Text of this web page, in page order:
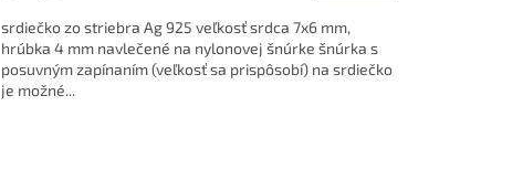
srdiečko zo striebra Ag 925 veľkosť srdca 7x6 mm,
hrúbka 4 mm navlečené na nylonovej šnúrke šnúrka s
posuvným zapínaním (veľkosť sa prispôsobí) na srdiečko
je možné...